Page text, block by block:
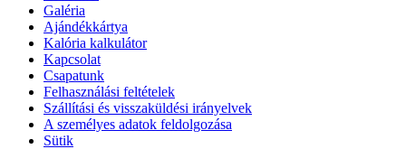
Galéria
Ajándékkártya
Kalória kalkulátor
Kapcsolat
Csapatunk
Felhasználási feltételek
Szállítási és visszaküldési irányelvek
A személyes adatok feldolgozása
Sütik